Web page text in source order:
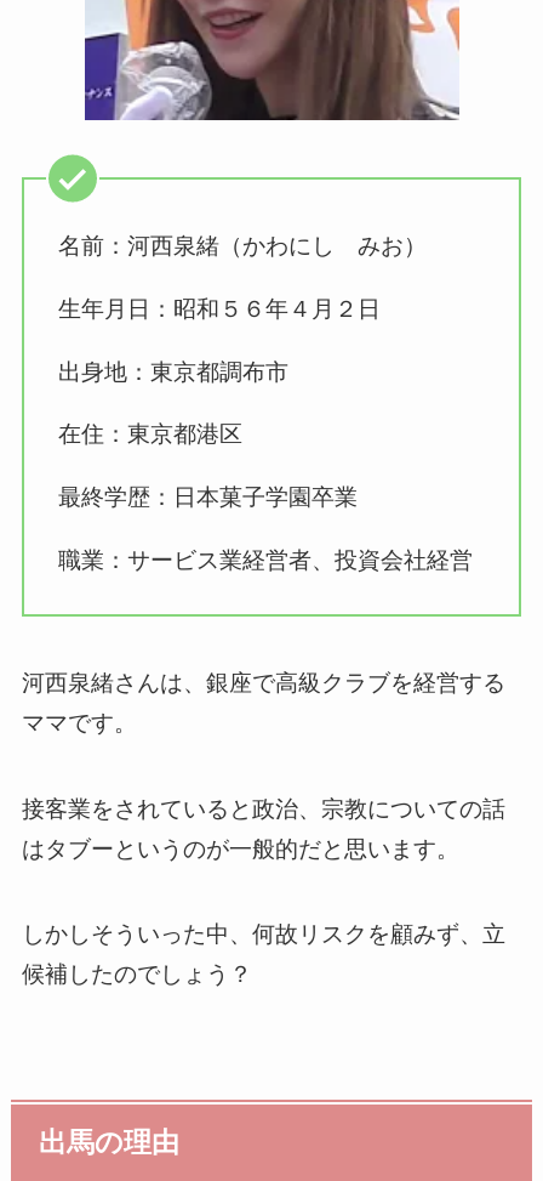
名前：河西泉緒（かわにし みお）
生年月日：昭和５６年４月２日
出身地：東京都調布市
在住：東京都港区
最終学歴：日本菓子学園卒業
職業：サービス業経営者、投資会社経営
河西泉緒さんは、銀座で高級クラブを経営する
ママです。
接客業をされていると政治、宗教についての話
はタブーというのが一般的だと思います。
しかしそういった中、何故リスクを顧みず、立
候補したのでしょう？
出馬の理由